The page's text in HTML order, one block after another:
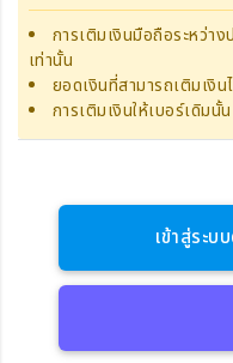
การเติมเงินมือถือระหว่าง
เท่านั้น
ยอดเงินที่สามารถเติมเงิ
การเติมเงินให้เบอร์เดิม
เข้าสู่ระ